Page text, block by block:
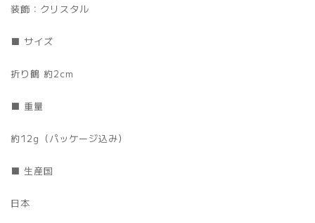
装飾：クリスタル
■ サイズ
折り鶴 約2cm
■ 重量
約12g（パッケージ込み）
■ 生産国
日本